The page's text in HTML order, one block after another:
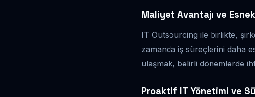
Maliyet Avantajı ve
IT Outsourcing ile birlikte,
zamanda iş süreçlerini daha
ulaşmak, belirli dönemlerde
Proaktif IT Yönetimi ve